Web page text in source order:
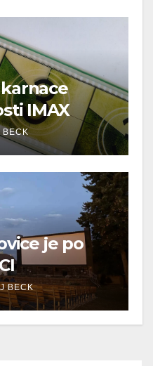
IMAX
BECK
je po
BECK